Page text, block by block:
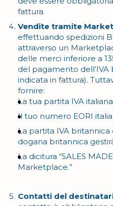
fattura.
Vendite tramite
effettuando spedizioni
attraverso un
delle merci inferiore a
del pagamento dell’IVA
indicata in fattura).
fornire:
La tua partita IVA italiana
Il tuo numero EORI
La partita IVA britannica
dogana britannica
La dicitura “SALES
Marketplace.”
Contatti del